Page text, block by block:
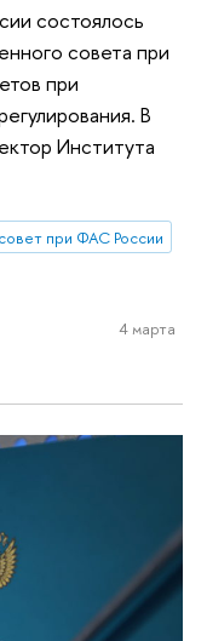
состоялось
совета при
при
В
Института
при ФАС России
4 марта